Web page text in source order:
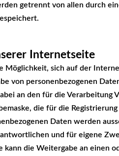
getrennt von allen durch
Internetseite
Möglichkeit, sich auf der
von personenbezogenen
an den für die
die für die
Daten werden
und für eigene
die Weitergabe an einen